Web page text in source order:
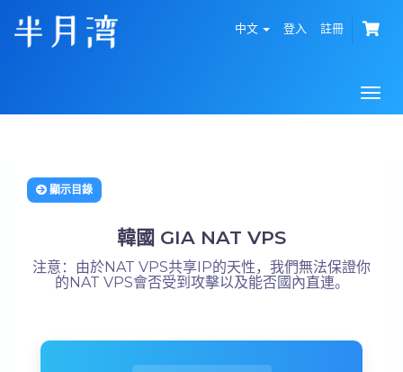
中文 登入 註冊
顯示目錄
韓國 GIA NAT VPS
注意：由於NAT VPS共享IP的天性，我們無法保證你
的NAT VPS會否受到攻擊以及能否國內直連。